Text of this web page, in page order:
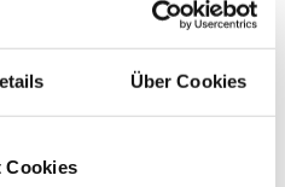
Über Cookies
Cookies